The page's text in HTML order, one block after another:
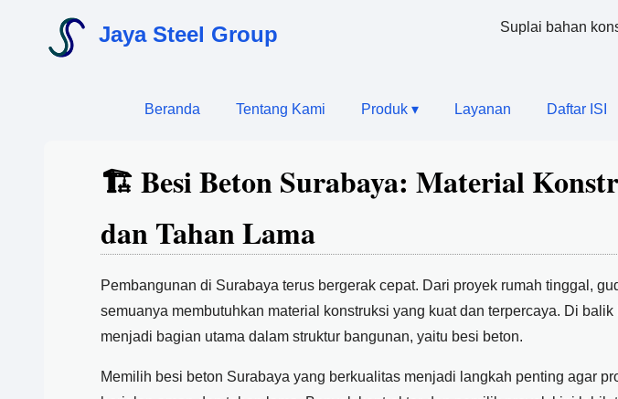
Jaya Steel Group Suplai bahan
Beranda Tentang Kami Produk ▾ Layanan Daftar ISI
🏗️ Besi Beton Surabaya: Material
dan Tahan Lama
Pembangunan di Surabaya terus bergerak cepat. Dari proyek rumah tinggal,
semuanya membutuhkan material konstruksi yang kuat dan terpercaya. Di
menjadi bagian utama dalam struktur bangunan, yaitu besi beton.
Memilih besi beton Surabaya yang berkualitas menjadi langkah penting agar